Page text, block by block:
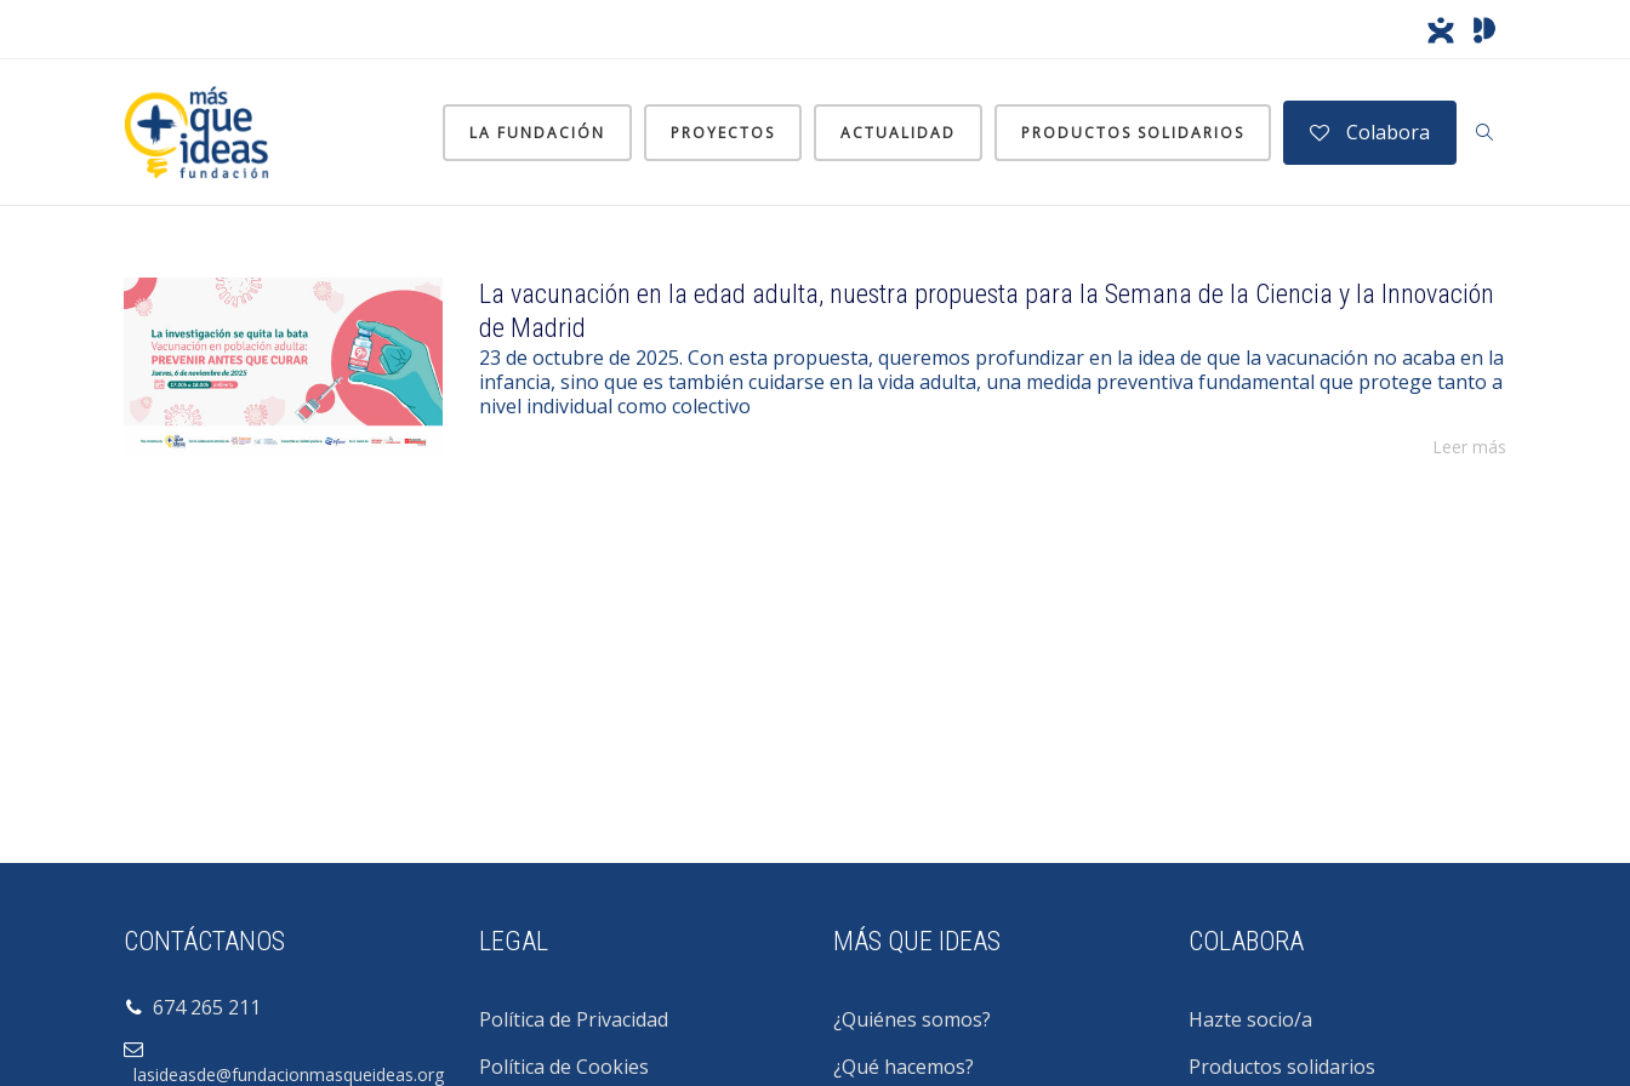
LA FUNDACIÓN PROYECTOS ACTUALIDAD PRODUCTOS SOLIDARIOS Colabora
La vacunación en la edad adulta, nuestra propuesta para la Semana de la Ciencia y la Innovación
de Madrid
23 de octubre de 2025. Con esta propuesta, queremos profundizar en la idea de que la vacunación no acaba en la
infancia, sino que es también cuidarse en la vida adulta, una medida preventiva fundamental que protege tanto a
nivel individual como colectivo
Leer más
CONTÁCTANOS
674 265 211
lasideasde@fundacionmasqueideas.org
LEGAL
Política de Privacidad
Política de Cookies
MÁS QUE IDEAS
¿Quiénes somos?
¿Qué hacemos?
COLABORA
Hazte socio/a
Productos solidarios